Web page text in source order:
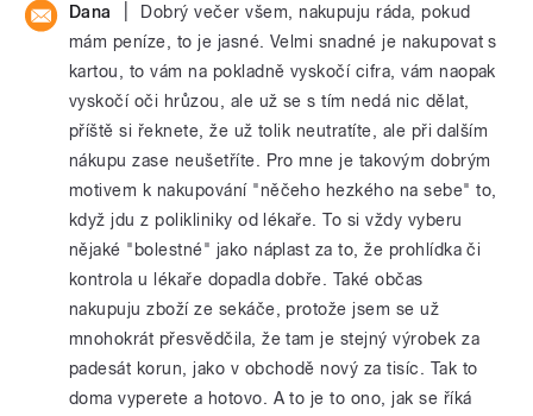
Dana
Dobrý večer všem, nakupuju ráda, pokud
mám peníze, to je jasné. Velmi snadné je nakupovat s
kartou, to vám na pokladně vyskočí cifra, vám naopak
vyskočí oči hrůzou, ale už se s tím nedá nic dělat,
příště si řeknete, že už tolik neutratíte, ale při dalším
nákupu zase neušetříte. Pro mne je takovým dobrým
motivem k nakupování "něčeho hezkého na sebe" to,
když jdu z polikliniky od lékaře. To si vždy vyberu
nějaké "bolestné" jako náplast za to, že prohlídka či
kontrola u lékaře dopadla dobře. Také občas
nakupuju zboží ze sekáče, protože jsem se už
mnohokrát přesvědčila, že tam je stejný výrobek za
padesát korun, jako v obchodě nový za tisíc. Tak to
doma vyperete a hotovo. A to je to ono, jak se říká